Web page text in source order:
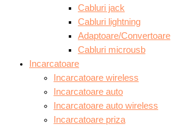
Cabluri jack
Cabluri lightning
Adaptoare/Convertoare
Cabluri microusb
Incarcatoare
Incarcatoare wireless
Incarcatoare auto
Incarcatoare auto wireless
Incarcatoare priza